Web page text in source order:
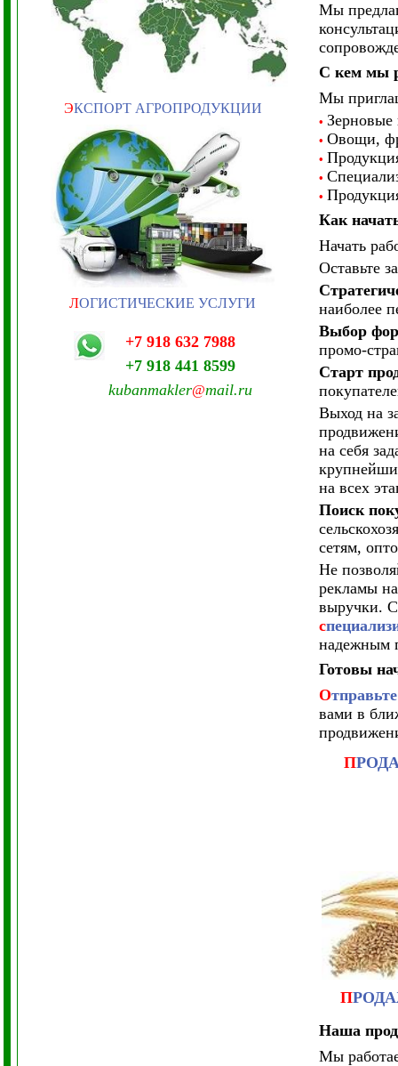
ЭКСПОРТ АГРОПРОДУКЦИИ
ЛОГИСТИЧЕСКИЕ УСЛУГИ
+7 918 632 7988
+7 918 441 8599
kubanmakler@mail.ru
Мы
С кем мы
Мы
• Зерновые
• Овощи,
•
•
•
Как
Начать
Оставьте
наиболее
Выбор
промо-
Старт
Выход на
на себя
на всех
Поиск
сетям,
Не
рекламы
выручки.
с
надежным
Готовы
О
вами в
П
П
Наша
Мы